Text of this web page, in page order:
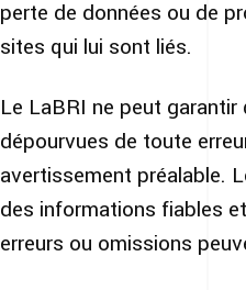
perte de données ou de
sites qui lui sont liés.
Le LaBRI ne peut
dépourvues de toute
avertissement préalable.
des informations fiables
erreurs ou omissions